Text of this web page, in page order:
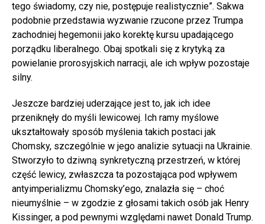
tego świadomy, czy nie, postępuje realistycznie”. Sakwa
podobnie przedstawia wyzwanie rzucone przez Trumpa
zachodniej hegemonii jako korektę kursu upadającego
porządku liberalnego. Obaj spotkali się z krytyką za
powielanie prorosyjskich narracji, ale ich wpływ pozostaje
silny.
Jeszcze bardziej uderzające jest to, jak ich idee
przeniknęły do myśli lewicowej. Ich ramy myślowe
ukształtowały sposób myślenia takich postaci jak
Chomsky, szczególnie w jego analizie sytuacji na Ukrainie.
Stworzyło to dziwną synkretyczną przestrzeń, w której
część lewicy, zwłaszcza ta pozostająca pod wpływem
antyimperializmu Chomsky’ego, znalazła się – choć
nieumyślnie – w zgodzie z głosami takich osób jak Henry
Kissinger, a pod pewnymi względami nawet Donald Trump.